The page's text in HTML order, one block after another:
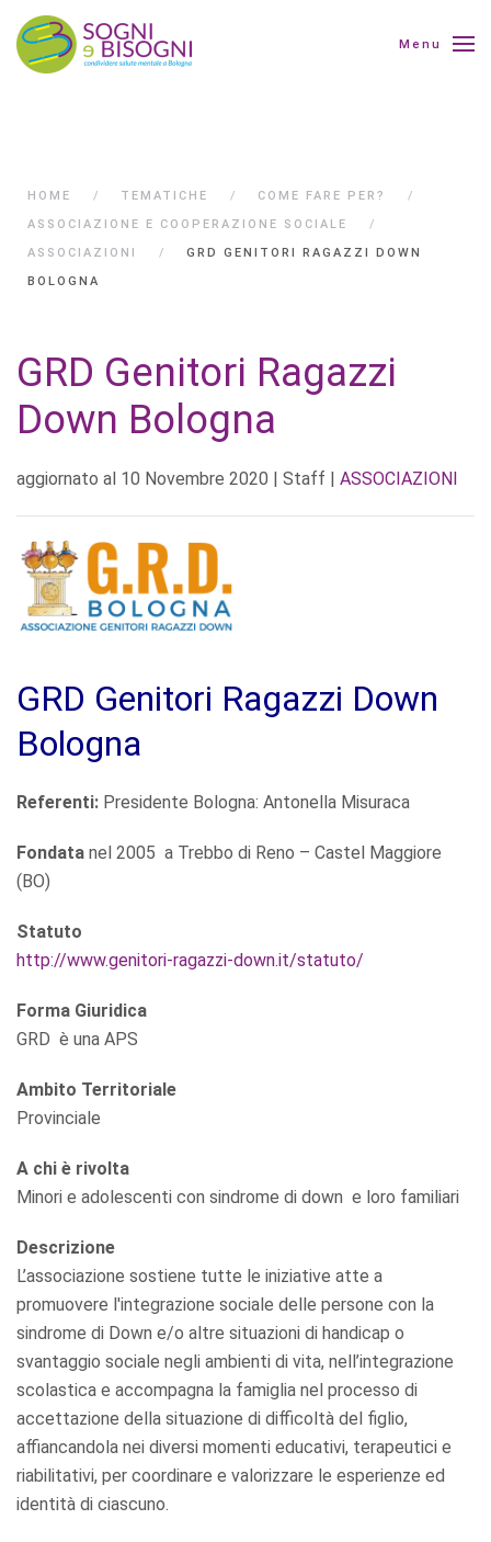
Menu
HOME TEMATICHE
COME FARE PER?
ASSOCIAZIONE E COOPERAZIONE SOCIALE
ASSOCIAZIONI
GRD GENITORI RAGAZZI DOWN
BOLOGNA
GRD Genitori Ragazzi
Down Bologna
aggiornato al 10 Novembre 2020 | Staff | ASSOCIAZIONI
GRD Genitori Ragazzi Down
Bologna
Referenti: Presidente Bologna: Antonella Misuraca
Fondata nel 2005 a Trebbo di Reno – Castel Maggiore
(BO)
Statuto
http://www.genitori-ragazzi-down.it/statuto/
Forma Giuridica
GRD è una APS
Ambito Territoriale
Provinciale
A chi è rivolta
Minori e adolescenti con sindrome di down e loro familiari
Descrizione
L’associazione sostiene tutte le iniziative atte a
promuovere l'integrazione sociale delle persone con la
sindrome di Down e/o altre situazioni di handicap o
svantaggio sociale negli ambienti di vita, nell’integrazione
scolastica e accompagna la famiglia nel processo di
accettazione della situazione di difficoltà del figlio,
affiancandola nei diversi momenti educativi, terapeutici e
riabilitativi, per coordinare e valorizzare le esperienze ed
identità di ciascuno.